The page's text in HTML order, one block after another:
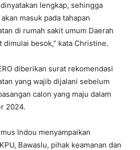
lengkap, sehingga
masuk pada tahapan
di rumah sakit umum Daerah
dimulai besok,” kata Christine.
diberikan surat rekomendasi
yang wajib dijalani sebelum
calon yang maju dalam
2024.
Indou menyampaikan
Bawaslu, pihak keamanan dan